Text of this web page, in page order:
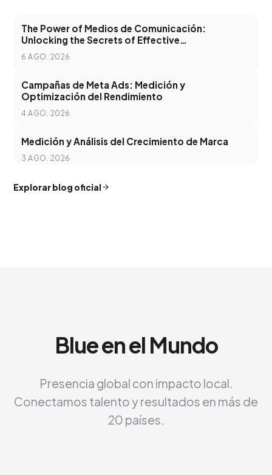
The Power of Medios de Comunicación:
Unlocking the Secrets of Effective
Communication in the Digital Age
6 AGO. 2026
Campañas de Meta Ads: Medición y
Optimización del Rendimiento
4 AGO. 2026
Medición y Análisis del Crecimiento de Marca
3 AGO. 2026
Explorar blog oficial
Blue en el Mundo
Presencia global con impacto local.
Conectamos talento y resultados en más de
20 países.